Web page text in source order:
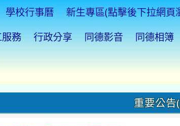
學校行事曆 新生專區(點擊後下拉網頁
務 行政分享 同德影音 同德相簿
重要公告